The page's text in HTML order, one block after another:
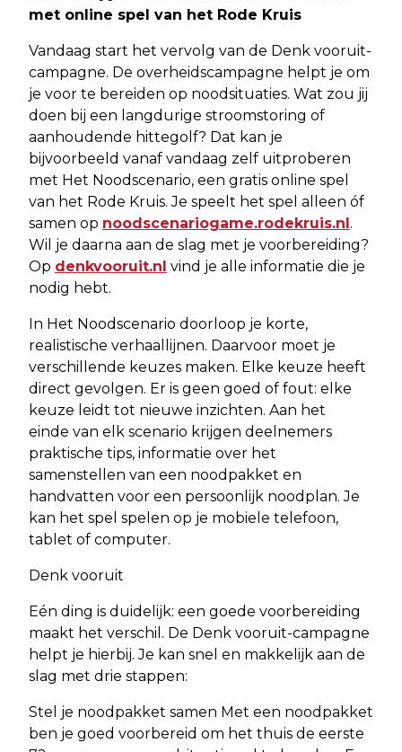
met online spel van het Rode Kruis
Vandaag start het vervolg van de Denk vooruit-
campagne. De overheidscampagne helpt je om
je voor te bereiden op noodsituaties. Wat zou jij
doen bij een langdurige stroomstoring of
aanhoudende hittegolf? Dat kan je
bijvoorbeeld vanaf vandaag zelf uitproberen
met Het Noodscenario, een gratis online spel
van het Rode Kruis. Je speelt het spel alleen óf
samen op noodscenariogame.rodekruis.nl.
Wil je daarna aan de slag met je voorbereiding?
Op denkvooruit.nl vind je alle informatie die je
nodig hebt.
In Het Noodscenario doorloop je korte,
realistische verhaallijnen. Daarvoor moet je
verschillende keuzes maken. Elke keuze heeft
direct gevolgen. Er is geen goed of fout: elke
keuze leidt tot nieuwe inzichten. Aan het
einde van elk scenario krijgen deelnemers
praktische tips, informatie over het
samenstellen van een noodpakket en
handvatten voor een persoonlijk noodplan. Je
kan het spel spelen op je mobiele telefoon,
tablet of computer.
Denk vooruit
Eén ding is duidelijk: een goede voorbereiding
maakt het verschil. De Denk vooruit-campagne
helpt je hierbij. Je kan snel en makkelijk aan de
slag met drie stappen:
Stel je noodpakket samen Met een noodpakket
ben je goed voorbereid om het thuis de eerste